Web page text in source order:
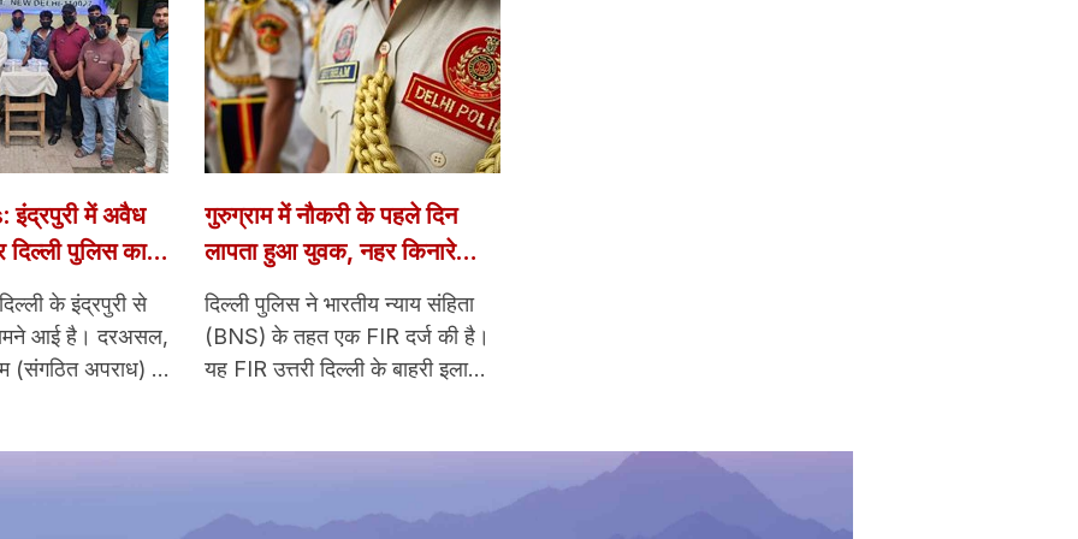
में अवैध
पुलिस का
को पकड़ा;
और अन्य सामान
के इंद्रपुरी से
आई है। दरअसल,
(संगठित अपराध) के
में चल रहे अवैध जुए
किया।
गुरुग्राम में नौकरी के पहले दिन
लापता हुआ युवक, नहर किनारे
मिली कार; दिल्ली पुलिस ने दर्ज की
FIR
दिल्ली पुलिस ने भारतीय न्याय संहिता
(BNS) के तहत एक FIR दर्ज की है।
यह FIR उत्तरी दिल्ली के बाहरी इलाके
(BNS) की धारा 140(3) के तहत दर्ज